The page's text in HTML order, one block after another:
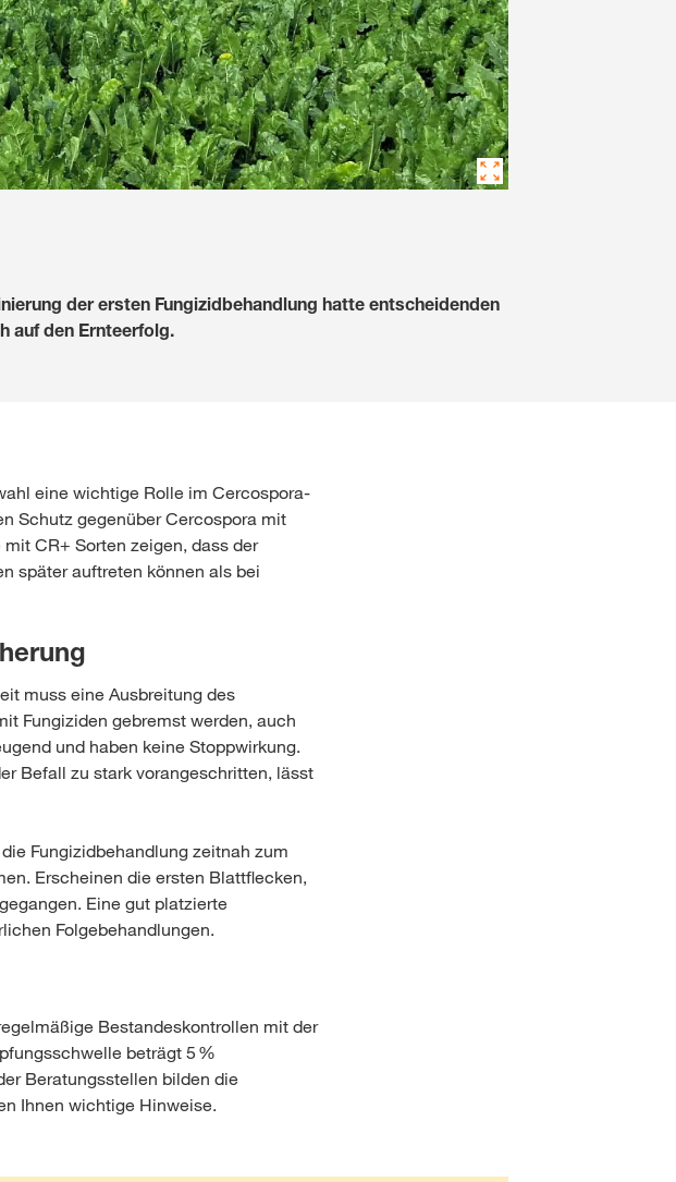
der ersten Fungizidbehandlung hatte entscheidenden
auf den Ernteerfolg.
eine wichtige Rolle im Cercospora-
Schutz gegenüber Cercospora mit
CR+ Sorten zeigen, dass der
später auftreten können als bei
muss eine Ausbreitung des
Fungiziden gebremst werden, auch
und haben keine Stoppwirkung.
Befall zu stark vorangeschritten, lässt
Fungizidbehandlung zeitnah zum
Erscheinen die ersten Blattflecken,
Eine gut platzierte
Folgebehandlungen.
Bestandeskontrollen mit der
beträgt 5 %
Beratungsstellen bilden die
Ihnen wichtige Hinweise.